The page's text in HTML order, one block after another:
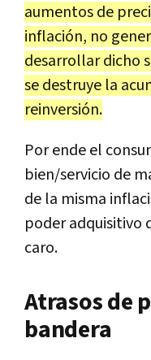
aumentos de
inflación, no
desarrollar dicho
se destruye la
reinversión.
Por ende el
bien/servicio de
de la misma
poder adquisitivo
caro.
Atrasos de
bandera